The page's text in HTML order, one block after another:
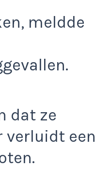
meldde
dat ze
verluidt een